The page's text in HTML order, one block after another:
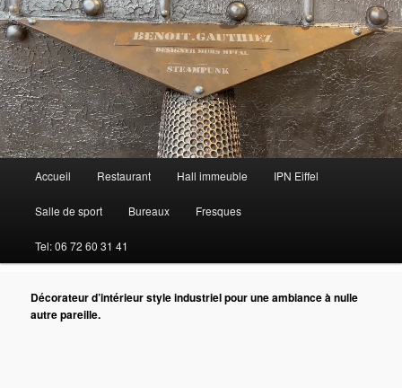
principal
Accueil Restaurant Hall immeuble IPN Eiffel
Salle de sport Bureaux Fresques
Tel: 06 72 60 31 41
Décorateur d’intérieur style industriel pour une ambiance à nulle
autre pareille.